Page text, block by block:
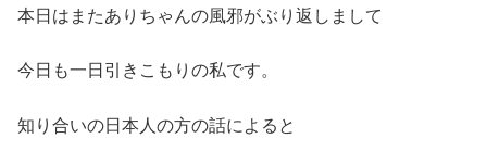
本日はまたありちゃんの風邪がぶり返しまして
今日も一日引きこもりの私です。
知り合いの日本人の方の話によると